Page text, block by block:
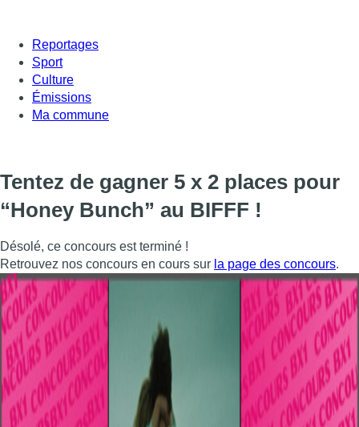
Reportages
Sport
Culture
Émissions
Ma commune
Tentez de gagner 5 x 2 places pour
“Honey Bunch” au BIFFF !
Désolé, ce concours est terminé !
Retrouvez nos concours en cours sur la page des concours.